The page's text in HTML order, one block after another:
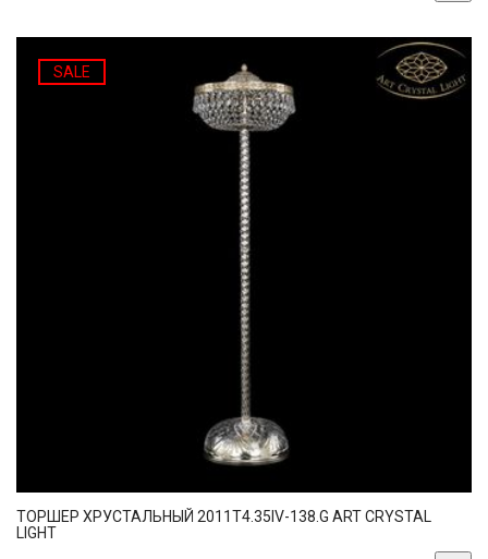
SALE
ТОРШЕР ХРУСТАЛЬНЫЙ 2011T4.35IV-138.G ART CRYSTAL
LIGHT